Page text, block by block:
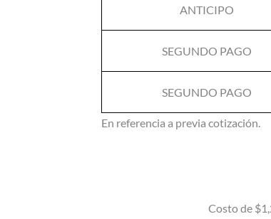
ANTICIPO
SEGUNDO PAGO
SEGUNDO PAGO
En referencia a previa cotización.
Costo de